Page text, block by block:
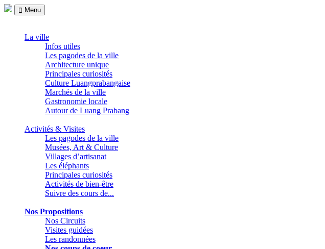
Menu
La ville
Infos utiles
Les pagodes de la ville
Architecture unique
Principales curiosités
Culture Luangprabangaise
Marchés de la ville
Gastronomie locale
Autour de Luang Prabang
Activités & Visites
Les pagodes de la ville
Musées, Art & Culture
Villages d’artisanat
Les éléphants
Principales curiosités
Activités de bien-être
Suivre des cours de...
Nos Propositions
Nos Circuits
Visites guidées
Les randonnées